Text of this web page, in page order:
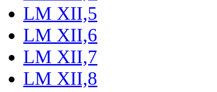
LM XII,5
LM XII,6
LM XII,7
LM XII,8